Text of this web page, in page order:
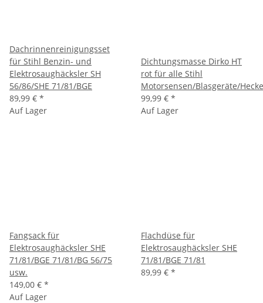
Dachrinnenreinigungsset
für Stihl Benzin- und
Elektrosaughäcksler SH
56/86/SHE 71/81/BGE
89,99 € *
Dichtungsmasse Dirko HT
rot für alle Stihl
Motorsensen/Blasgeräte/
99,99 € *
Auf Lager
Fangsack für
Elektrosaughäcksler SHE
71/81/BGE 71/81/BG 56/75
usw.
149,00 € *
Auf Lager
Flachdüse für
Elektrosaughäcksler SHE
71/81/BGE 71/81
89,99 € *
Auf Lager